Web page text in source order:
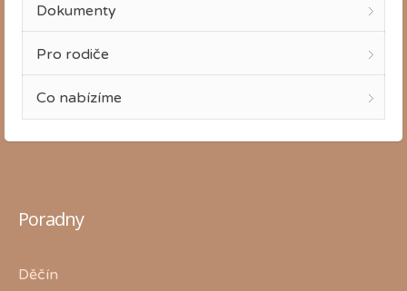
Dokumenty
Pro rodiče
Co nabízíme
Poradny
Děčín